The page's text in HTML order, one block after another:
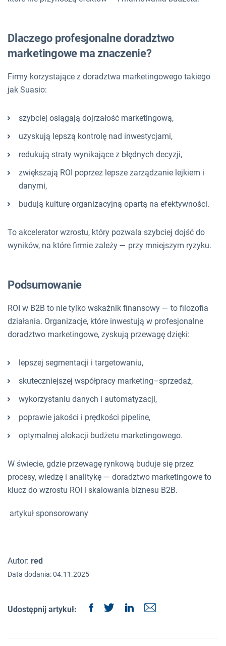
Dlaczego profesjonalne doradztwo
marketingowe ma znaczenie?
Firmy korzystające z doradztwa marketingowego takiego
jak Suasio:
szybciej osiągają dojrzałość marketingową,
uzyskują lepszą kontrolę nad inwestycjami,
redukują straty wynikające z błędnych decyzji,
zwiększają ROI poprzez lepsze zarządzanie lejkiem i
danymi,
budują kulturę organizacyjną opartą na efektywności.
To akcelerator wzrostu, który pozwala szybciej dojść do
wyników, na które firmie zależy — przy mniejszym ryzyku.
Podsumowanie
ROI w B2B to nie tylko wskaźnik finansowy — to filozofia
działania. Organizacje, które inwestują w profesjonalne
doradztwo marketingowe, zyskują przewagę dzięki:
lepszej segmentacji i targetowaniu,
skuteczniejszej współpracy marketing–sprzedaż,
wykorzystaniu danych i automatyzacji,
poprawie jakości i prędkości pipeline,
optymalnej alokacji budżetu marketingowego.
W świecie, gdzie przewagę rynkową buduje się przez
procesy, wiedzę i analitykę — doradztwo marketingowe to
klucz do wzrostu ROI i skalowania biznesu B2B.
artykuł sponsorowany
Autor: red
Data dodania: 04.11.2025
Udostępnij artykuł: